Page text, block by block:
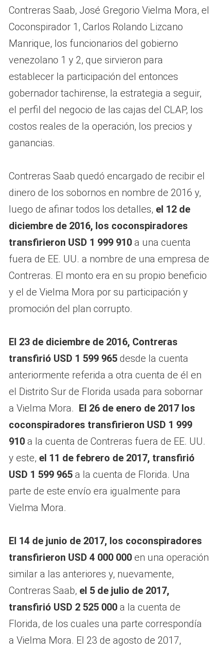
Contreras Saab, José Gregorio Vielma Mora, el
Coconspirador 1, Carlos Rolando Lizcano
Manrique, los funcionarios del gobierno
venezolano 1 y 2, que sirvieron para
establecer la participación del entonces
gobernador tachirense, la estrategia a seguir,
el perfil del negocio de las cajas del CLAP, los
costos reales de la operación, los precios y
ganancias.
Contreras Saab quedó encargado de recibir el
dinero de los sobornos en nombre de 2016 y,
luego de afinar todos los detalles, el 12 de
diciembre de 2016, los coconspiradores
transfirieron USD 1 999 910a una cuenta
fuera de EE. UU. a nombre de una empresa de
Contreras. El monto era en su propio beneficio
y el de Vielma Mora por su participación y
promoción del plan corrupto.
El 23 de diciembre de 2016, Contreras
transfirió USD 1 599 965desde la cuenta
anteriormente referida a otra cuenta de él en
el Distrito Sur de Florida usada para sobornar
a Vielma Mora. El 26 de enero de 2017 los
coconspiradores transfirieron USD 1 999
910a la cuenta de Contreras fuera de EE. UU.
y este, el 11 de febrero de 2017, transfirió
USD 1 599 965a la cuenta de Florida. Una
parte de este envío era igualmente para
Vielma Mora.
El 14 de junio de 2017, los coconspiradores
transfirieron USD 4 000 000 en una operación
similar a las anteriores y, nuevamente,
Contreras Saab, el 5 de julio de 2017,
transfirió USD 2 525 000 a la cuenta de
Florida, de los cuales una parte correspondía
a Vielma Mora. El 23 de agosto de 2017,